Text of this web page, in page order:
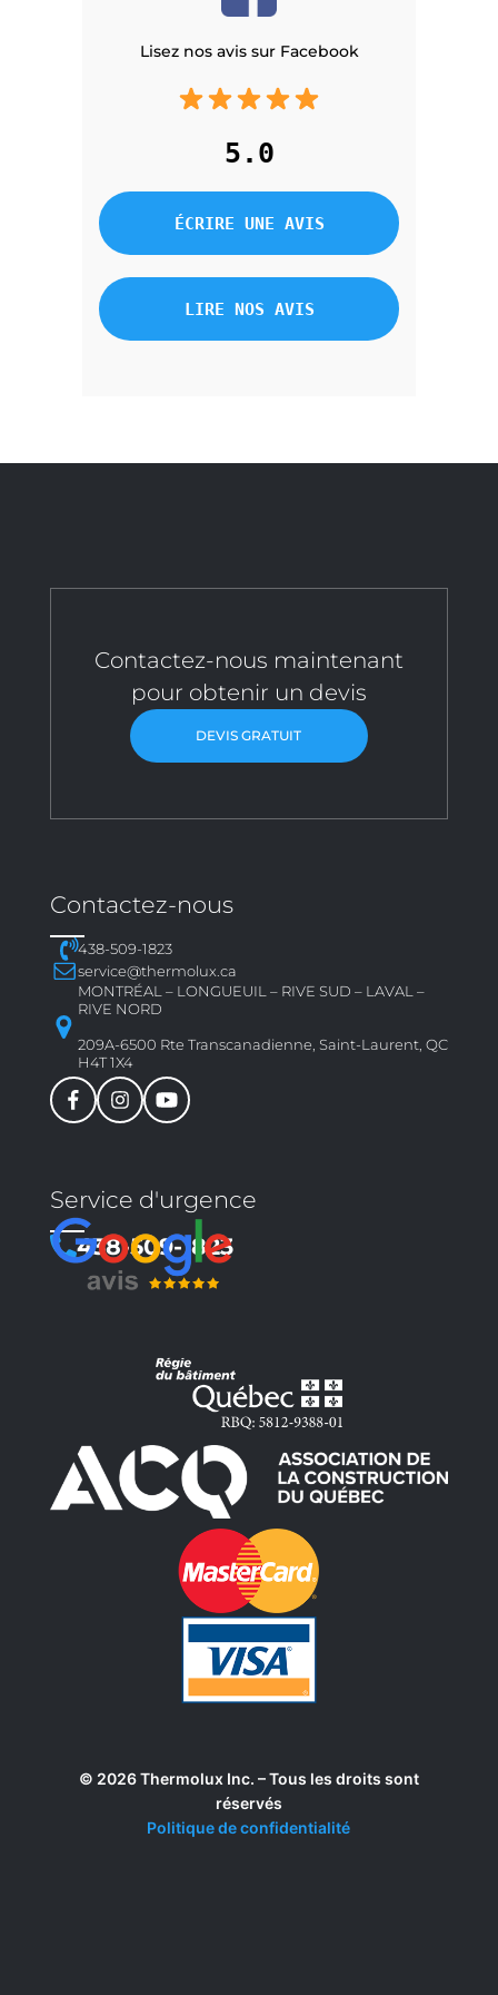
Lisez nos avis sur Facebook
5.0
ÉCRIRE UNE AVIS
LIRE NOS AVIS
Contactez-nous maintenant
pour obtenir un devis
DEVIS GRATUIT
Contactez-nous
438-509-1823
service@thermolux.ca
MONTRÉAL – LONGUEUIL – RIVE SUD – LAVAL –
RIVE NORD
209A-6500 Rte Transcanadienne, Saint-Laurent, QC
H4T 1X4
Service d'urgence
438-509-1823
© 2026 Thermolux Inc. – Tous les droits sont
réservés
Politique de confidentialité